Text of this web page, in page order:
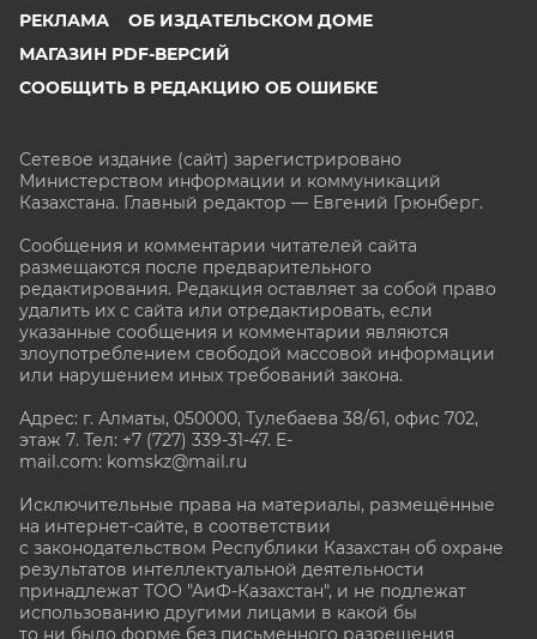
РЕКЛАМА
ОБ ИЗДАТЕЛЬСКОМ ДОМЕ
МАГАЗИН PDF-ВЕРСИЙ
СООБЩИТЬ В РЕДАКЦИЮ ОБ ОШИБКЕ
Сетевое издание (сайт) зарегистрировано
Министерством информации и коммуникаций
Казахстана. Главный редактор — Евгений Грюнберг.
Сообщения и комментарии читателей сайта
размещаются после предварительного
редактирования. Редакция оставляет за собой право
удалить их с сайта или отредактировать, если
указанные сообщения и комментарии являются
злоупотреблением свободой массовой информации
или нарушением иных требований закона.
Адрес: г. Алматы, 050000, Тулебаева 38/61, офис 702,
этаж 7. Тел: +7 (727) 339-31-47. E-
mail.com: komskz@mail.ru
Исключительные права на материалы, размещённые
на интернет-сайте, в соответствии
с законодательством Республики Казахстан об охране
результатов интеллектуальной деятельности
принадлежат ТОО "АиФ-Казахстан", и не подлежат
использованию другими лицами в какой бы
то ни было форме без письменного разрешения